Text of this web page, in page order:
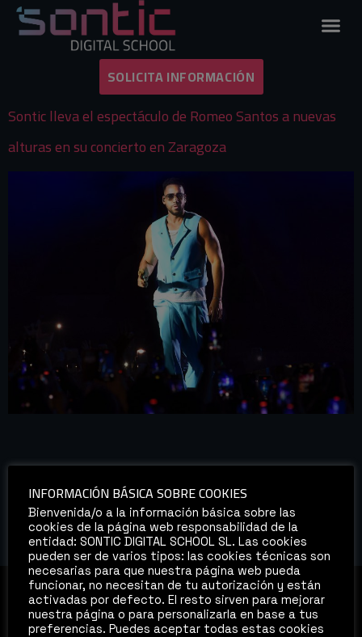
SOLICITA INFORMACIÓN
Etiqueta:romeo
santos
Sontic lleva el espectáculo de Romeo Santos a nuevas
alturas en su concierto en Zaragoza
cotas. Romeo Santos, el famoso cantante y compositor
conocido como «El Rey de la Bachata», ha anunciado una
emocionante gira que incluirá una parada muy esperada
en Zaragoza el próximo 28 de julio. Esta gira promete
llevar la magia […]
INFORMACIÓN BÁSICA SOBRE COOKIES
Bienvenida/o a la información básica sobre las
cookies de la página web responsabilidad de la
entidad: SONTIC DIGITAL SCHOOL SL. Las cookies
pueden ser de varios tipos: las cookies técnicas son
necesarias para que nuestra página web pueda
funcionar, no necesitan de tu autorización y están
activadas por defecto. El resto sirven para mejorar
nuestra página o para personalizarla en base a tus
preferencias. Puedes aceptar todas estas cookies